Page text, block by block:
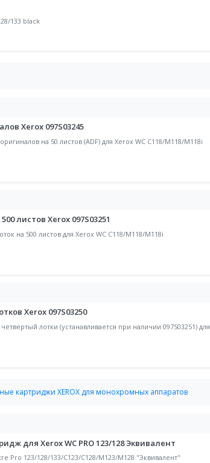
133 black
Xerox 097S03245
на 50 листов (ADF) для Xerox WC C118/M118/M118i
листов Xerox 097S03251
на 500 листов для Xerox WC C118/M118/M118i
Xerox 097S03250
лотки (устанавливается при наличии 097S03251) для
картриджи XEROX для монохромных аппаратов
для Xerox WC PRO 123/128 Эквивалент
Pro 123/128/133/C123/C128/M123/M128 "Эквивалент"